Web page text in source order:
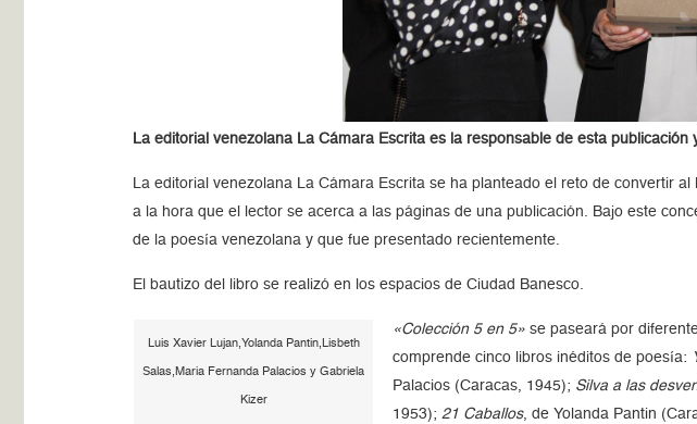
La editorial venezolana La Cámara Escrita es la responsable de esta
La editorial venezolana La Cámara Escrita se ha planteado el reto de convertir
a la hora que el lector se acerca a las páginas de una publicación. Bajo este
de la poesía venezolana y que fue presentado recientemente.
El bautizo del libro se realizó en los espacios de Ciudad Banesco.
Luis Xavier Lujan,Yolanda Pantin,Lisbeth
Salas,Maria Fernanda Palacios y Gabriela
Kizer
«Colección 5 en 5» se paseará por
comprende cinco libros inéditos de poesía:
Palacios (Caracas, 1945); Silva a las
1953);21 Caballos, de Yolanda Pantin